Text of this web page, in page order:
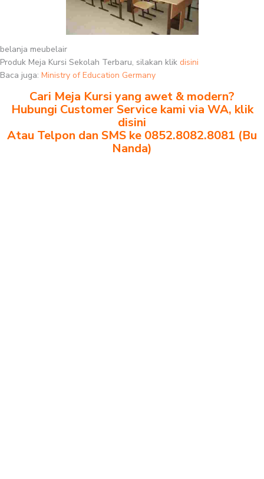
belanja meubelair
Produk Meja Kursi Sekolah Terbaru, silakan klik disini
Baca juga: Ministry of Education Germany
Cari Meja Kursi yang awet & modern?
Hubungi Customer Service kami via WA, klik
disini
Atau Telpon dan SMS ke 0852.8082.8081 (Bu
Nanda)